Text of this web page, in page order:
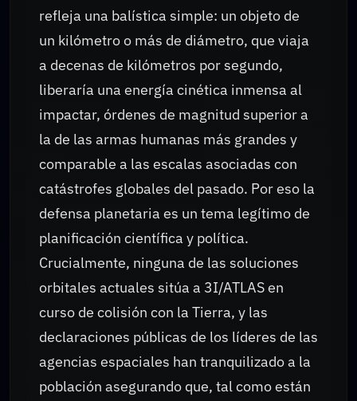
refleja una balística simple: un objeto de
un kilómetro o más de diámetro, que viaja
a decenas de kilómetros por segundo,
liberaría una energía cinética inmensa al
impactar, órdenes de magnitud superior a
la de las armas humanas más grandes y
comparable a las escalas asociadas con
catástrofes globales del pasado. Por eso la
defensa planetaria es un tema legítimo de
planificación científica y política.
Crucialmente, ninguna de las soluciones
orbitales actuales sitúa a 3I/ATLAS en
curso de colisión con la Tierra, y las
declaraciones públicas de los líderes de las
agencias espaciales han tranquilizado a la
población asegurando que, tal como están